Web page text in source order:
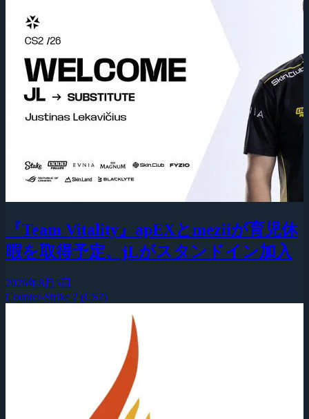
『Team Vitality』apEXとmeziiが育児休
暇を取得予定、jLがスタンドイン加入
2026年8月5日
Counter-Strike 2 (CS2)